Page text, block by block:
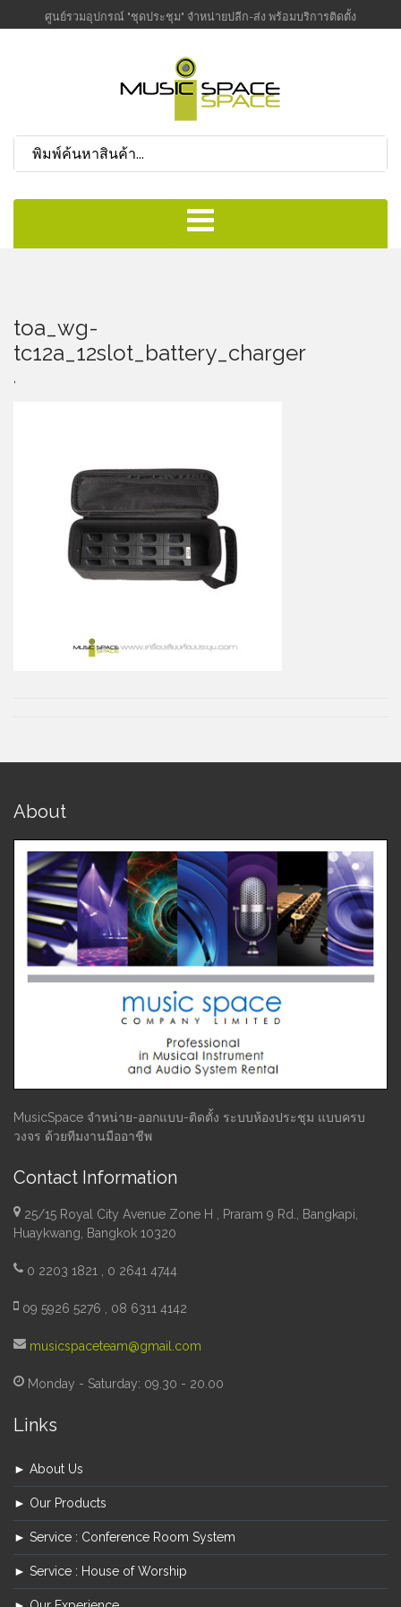
ศูนย์รวมอุปกรณ์ "ชุดประชุม" จำหน่ายปลีก-ส่ง พร้อมบริการติดตั้ง
toa_wg-
tc12a_12slot_battery_charger
About
MusicSpace จำหน่าย-ออกแบบ-ติดตั้ง ระบบห้องประชุม แบบครบ
วงจร ด้วยทีมงานมืออาชีพ
Contact Information
25/15 Royal City Avenue Zone H , Praram 9 Rd., Bangkapi,
Huaykwang, Bangkok 10320
0 2203 1821 , 0 2641 4744
09 5926 5276 , 08 6311 4142
musicspaceteam@gmail.com
Monday - Saturday: 09.30 - 20.00
Links
► About Us
► Our Products
► Service : Conference Room System
► Service : House of Worship